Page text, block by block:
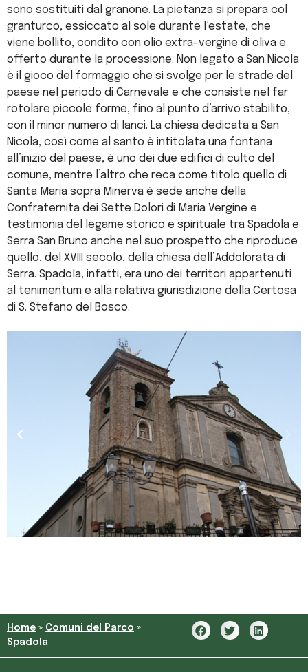
sono sostituiti dal granone. La pietanza si prepara col
granturco, essiccato al sole durante l’estate, che
viene bollito, condito con olio extra-vergine di oliva e
offerto durante la processione. Non legato a San Nicola
è il gioco del formaggio che si svolge per le strade del
paese nel periodo di Carnevale e che consiste nel far
rotolare piccole forme, fino al punto d’arrivo stabilito,
con il minor numero di lanci. La chiesa dedicata a San
Nicola, così come al santo è intitolata una fontana
all’inizio del paese, è uno dei due edifici di culto del
comune, mentre l’altro che reca come titolo quello di
Santa Maria sopra Minerva è sede anche della
Confraternita dei Sette Dolori di Maria Vergine e
testimonia del legame storico e spirituale tra Spadola e
Serra San Bruno anche nel suo prospetto che riproduce
quello, del XVIII secolo, della chiesa dell’Addolorata di
Serra. Spadola, infatti, era uno dei territori appartenuti
al tenimentum e alla relativa giurisdizione della Certosa
di S. Stefano del Bosco.
Home » Comuni del Parco »
Spadola